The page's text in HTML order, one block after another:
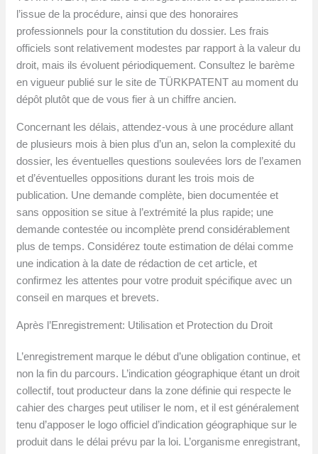
l’issue de la procédure, ainsi que des honoraires
professionnels pour la constitution du dossier. Les frais
officiels sont relativement modestes par rapport à la valeur du
droit, mais ils évoluent périodiquement. Consultez le barème
en vigueur publié sur le site de TÜRKPATENT au moment du
dépôt plutôt que de vous fier à un chiffre ancien.
Concernant les délais, attendez-vous à une procédure allant
de plusieurs mois à bien plus d’un an, selon la complexité du
dossier, les éventuelles questions soulevées lors de l’examen
et d’éventuelles oppositions durant les trois mois de
publication. Une demande complète, bien documentée et
sans opposition se situe à l’extrémité la plus rapide; une
demande contestée ou incomplète prend considérablement
plus de temps. Considérez toute estimation de délai comme
une indication à la date de rédaction de cet article, et
confirmez les attentes pour votre produit spécifique avec un
conseil en marques et brevets.
Après l’Enregistrement: Utilisation et Protection du Droit
L’enregistrement marque le début d’une obligation continue, et
non la fin du parcours. L’indication géographique étant un droit
collectif, tout producteur dans la zone définie qui respecte le
cahier des charges peut utiliser le nom, et il est généralement
tenu d’apposer le logo officiel d’indication géographique sur le
produit dans le délai prévu par la loi. L’organisme enregistrant,